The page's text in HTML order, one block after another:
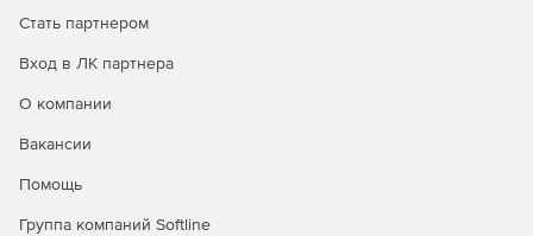
Стать партнером
Вход в ЛК партнера
О компании
Вакансии
Помощь
Группа компаний Softline